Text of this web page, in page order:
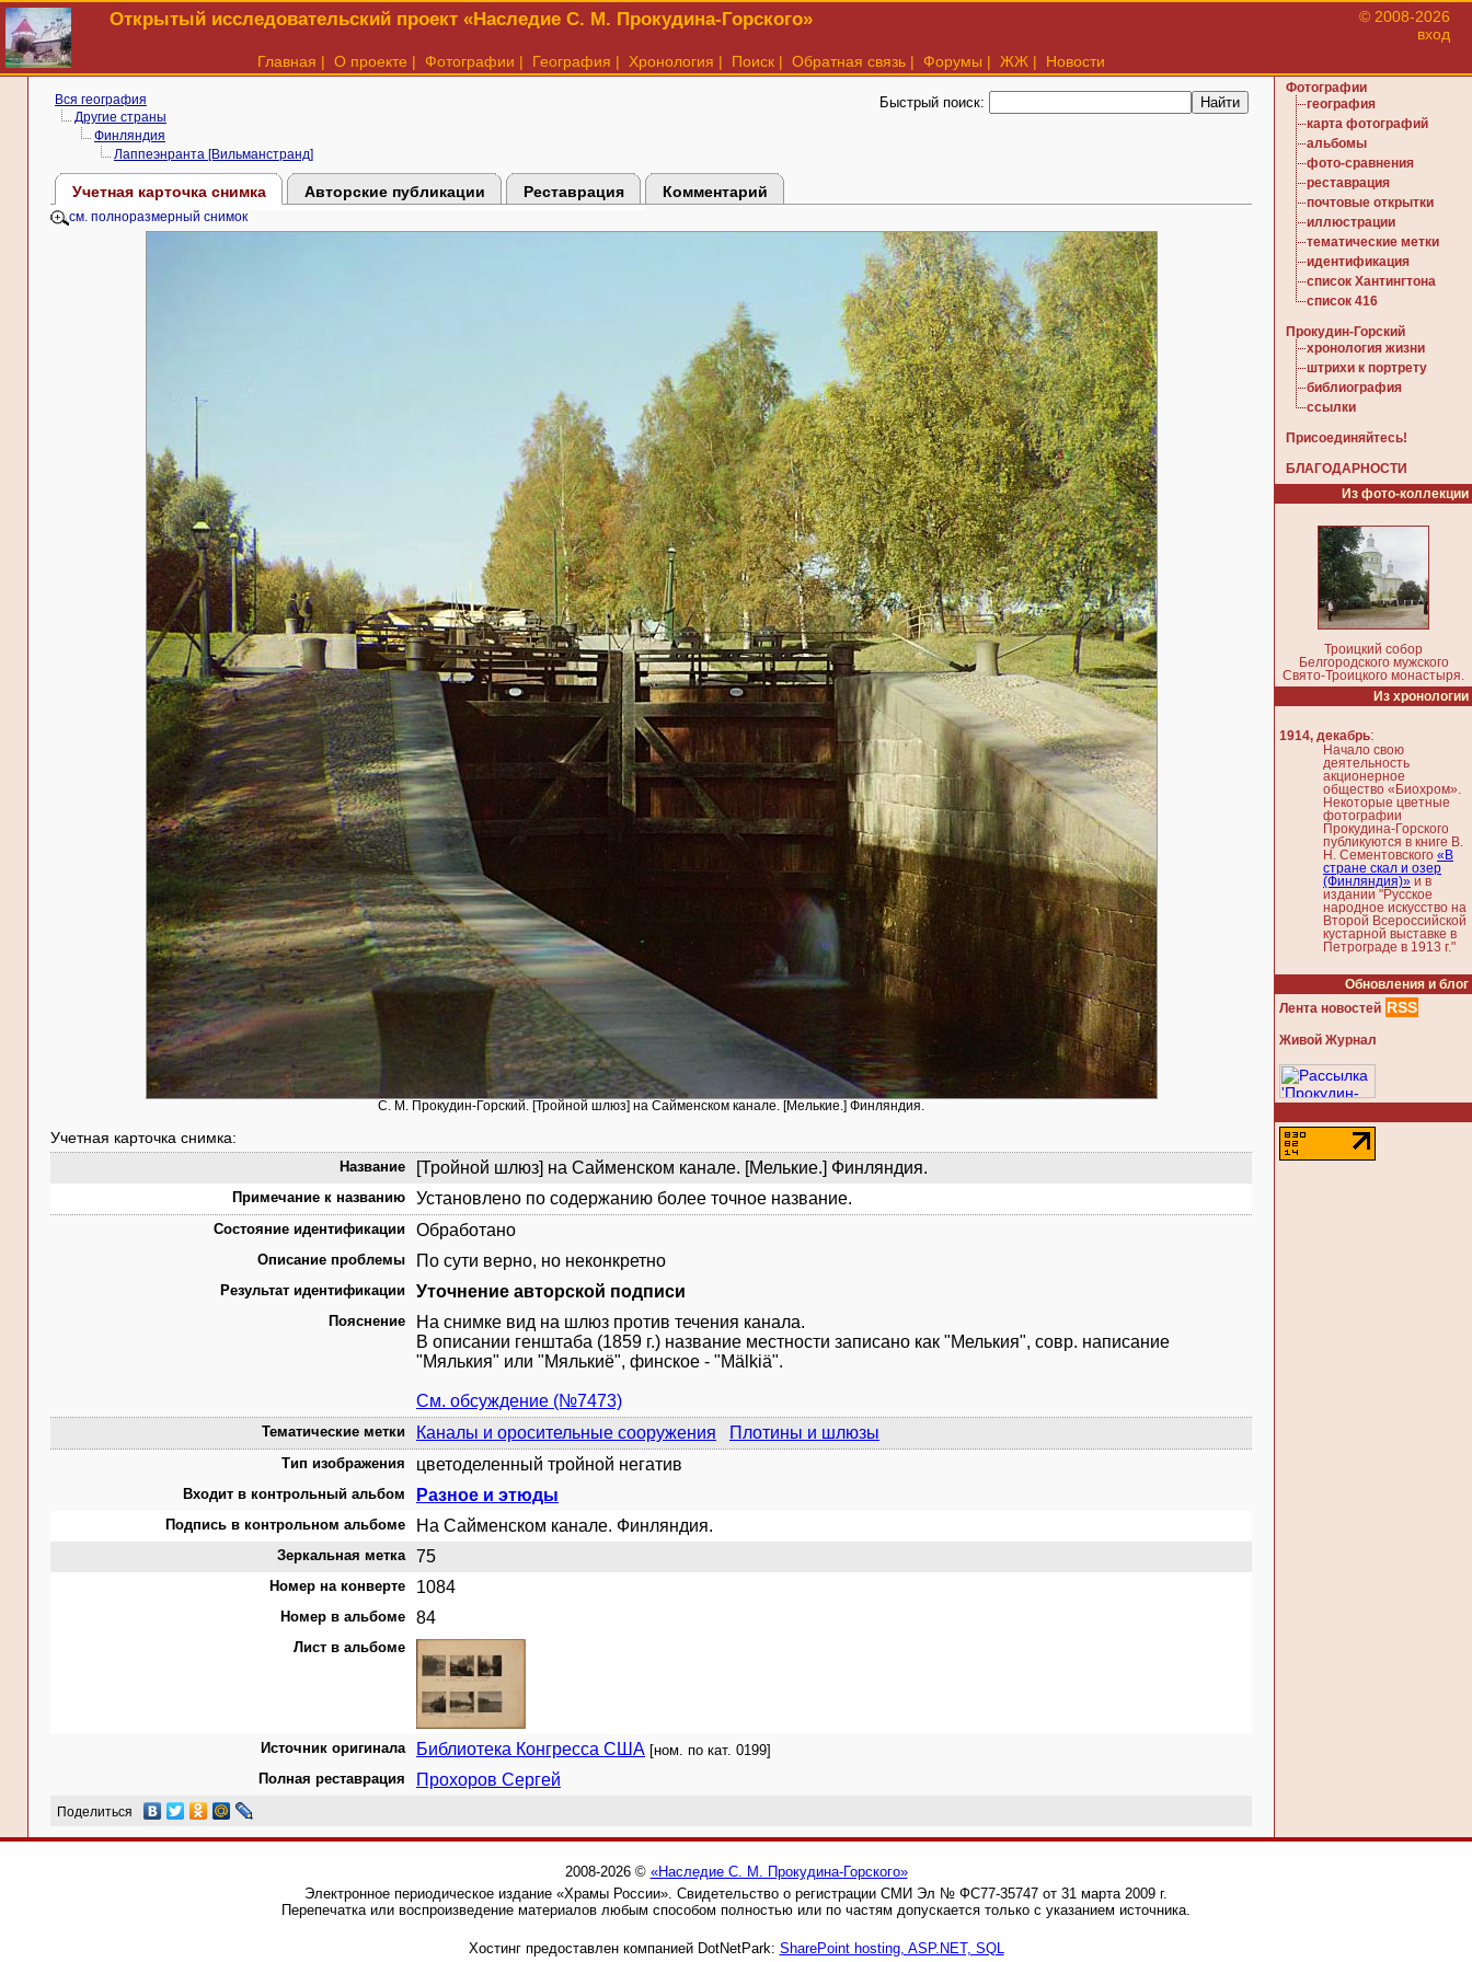
Открытый исследовательский проект «Наследие С. М. Прокудина-Горского»
© 2008-2026
вход
Главная | О проекте | Фотографии | География | Хронология | Поиск | Обратная связь | Форумы | ЖЖ | Новости
Вся география
Другие страны
Финляндия
Лаппеэнранта [Вильманстранд]
Быстрый поиск:
Учетная карточка снимка Авторские публикации Реставрация Комментарий
см. полноразмерный снимок
С. М. Прокудин-Горский. [Тройной шлюз] на Сайменском канале. [Мелькие.] Финляндия.
Учетная карточка снимка:
Название [Тройной шлюз] на Сайменском канале. [Мелькие.] Финляндия.
Примечание к названию Установлено по содержанию более точное название.
Состояние идентификации Обработано
Описание проблемы По сути верно, но неконкретно
Результат идентификации Уточнение авторской подписи
Пояснение
На снимке вид на шлюз против течения канала.
В описании генштаба (1859 г.) название местности записано как "Мелькия", совр. написание
"Мялькия" или "Мялькиё", финское - "Mälkiä".
См. обсуждение (№7473)
Тематические метки Каналы и оросительные сооружения Плотины и шлюзы
Тип изображения цветоделенный тройной негатив
Входит в контрольный альбом Разное и этюды
Подпись в контрольном альбоме На Сайменском канале. Финляндия.
Зеркальная метка 75
Номер на конверте 1084
Номер в альбоме 84
Лист в альбоме
Источник оригинала Библиотека Конгресса США [ном. по кат. 0199]
Полная реставрация
Прохоров Сергей
Поделиться
Фотографии
география
карта фотографий
альбомы
фото-сравнения
реставрация
почтовые открытки
иллюстрации
тематические метки
идентификация
список Хантингтона
список 416
Прокудин-Горский
хронология жизни
штрихи к портрету
библиография
ссылки
Присоединяйтесь!
БЛАГОДАРНОСТИ
Из фото-коллекции
Троицкий собор
Белгородского мужского
Свято-Троицкого монастыря.
Из хронологии
1914, декабрь:
Начало свою
деятельность
акционерное
общество «Биохром».
Некоторые цветные
фотографии
Прокудина-Горского
публикуются в книге В.
Н. Сементовского «В
стране скал и озер
(Финляндия)» и в
издании "Русское
народное искусство на
Второй Всероссийской
кустарной выставке в
Петрограде в 1913 г."
Обновления и блог
Лента новостей RSS
Живой Журнал
2008-2026 © «Наследие С. М. Прокудина-Горского»
Электронное периодическое издание «Храмы России». Свидетельство о регистрации СМИ Эл № ФС77-35747 от 31 марта 2009 г.
Перепечатка или воспроизведение материалов любым способом полностью или по частям допускается только с указанием источника.
Хостинг предоставлен компанией DotNetPark: SharePoint hosting, ASP.NET, SQL